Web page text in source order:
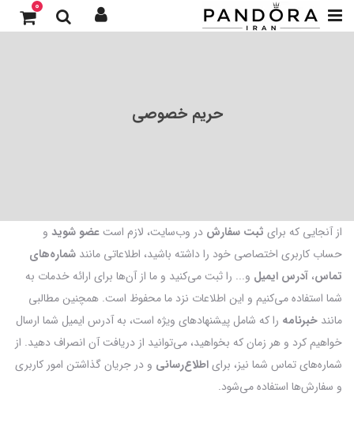
0
حریم خصوصی
از آنجایی که برای ثبت سفارش در وب‌سایت، لازم استعضو شوید و
حساب کاربری اختصاصی خود را داشته باشید، اطلاعاتی مانند شماره‌های
تماس، آدرس ایمیل و... را ثبت می‌کنید و ما از آن‌ها برای ارائه خدمات به
شما استفاده می‌کنیم و این اطلاعات نزد ما محفوظ است. همچنین مطالبی
مانند خبرنامه را که شامل پیشنهادهای ویژه است، به آدرس ایمیل شما ارسال
خواهیم کرد و هر زمان که بخواهید، می‌توانید از دریافت آن انصراف دهید. از
شماره‌های تماس شما نیز، برایاطلاع‌رسانی و در جریان گذاشتن امور کاربری
و سفارش‌ها استفاده می‌شود.